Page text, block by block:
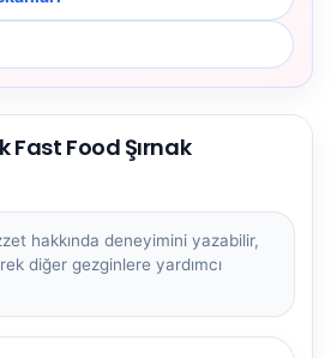
Fast Food Şırnak
hakkında deneyimini yazabilir,
diğer gezginlere yardımcı